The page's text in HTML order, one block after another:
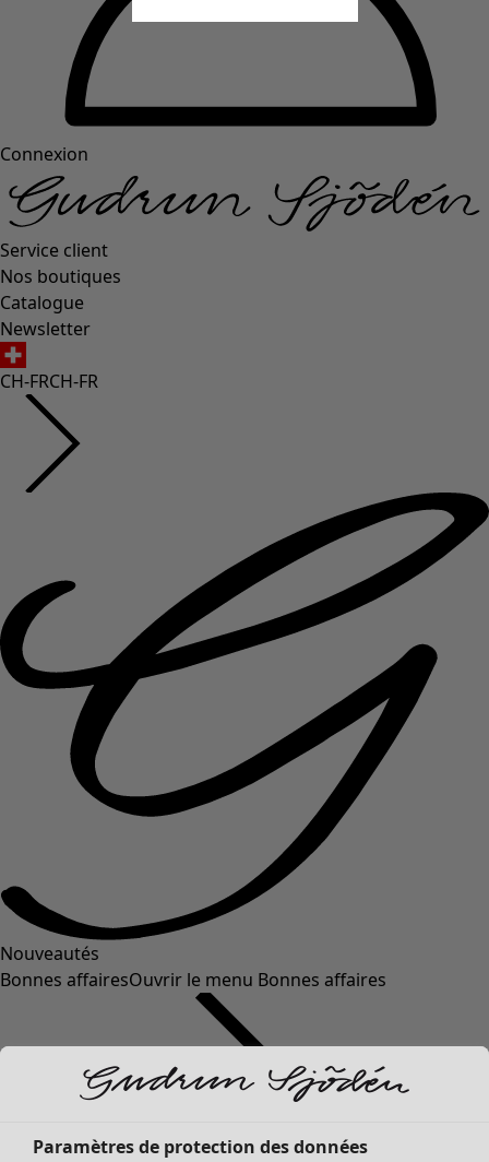
Connexion
Service client
Nos boutiques
Catalogue
Newsletter
CH-FRCH-FR
Nouveautés
Bonnes affairesOuvrir le menu Bonnes affaires
Paramètres de protection des données